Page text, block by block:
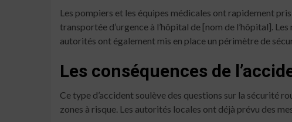
Les pompiers et les équipes médicales ont rapidement
transportée d’urgence à l’hôpital de [nom de l’hôpital].
autorités ont également mis en place un périmètre de
Les conséquences de
Ce type d’accident soulève des questions sur la sécurité
zones à risque. Les autorités locales ont déjà prévu des